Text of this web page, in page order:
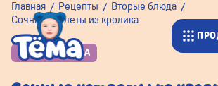
Главная Рецепты
Вторые блюда
Сочные котлеты из кролика
ВТОРЫЕ БЛЮДА